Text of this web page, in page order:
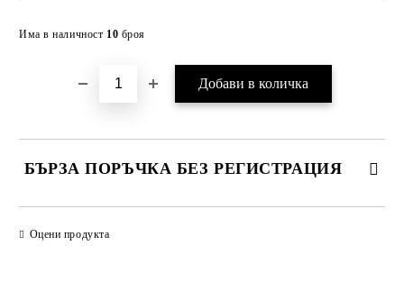
Има в наличност 10 броя
БЪРЗА ПОРЪЧКА БЕЗ РЕГИСТРАЦИЯ
Оцени продукта